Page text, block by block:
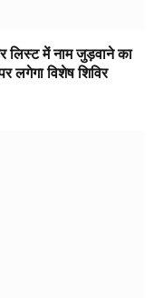
में नाम जुड़वाने का
लगेगा विशेष शिविर